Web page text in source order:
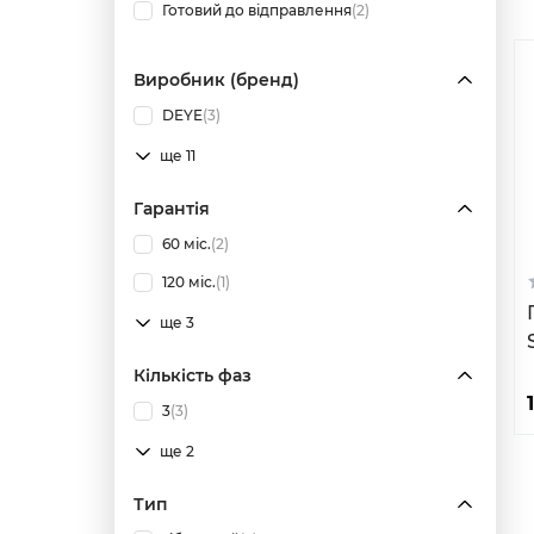
Готовий до відправлення(2)
Виробник (бренд)
DEYE(3)
ще 11
Гарантія
60 міс.(2)
120 міс.(1)
ще 3
Кількість фаз
3(3)
ще 2
Тип